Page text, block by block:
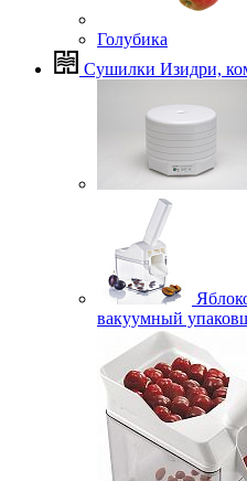
Голубика
Сушилки Изидри,
вакуумный